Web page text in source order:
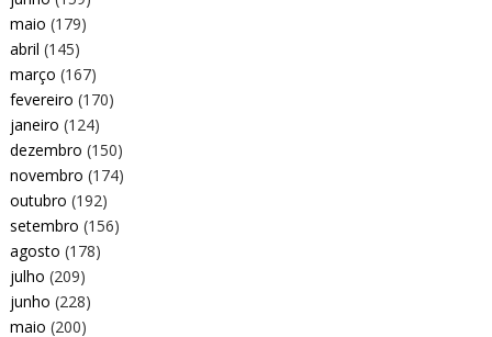
maio (179)
abril (145)
março (167)
fevereiro (170)
janeiro (124)
dezembro (150)
novembro (174)
outubro (192)
setembro (156)
agosto (178)
julho (209)
junho (228)
maio (200)